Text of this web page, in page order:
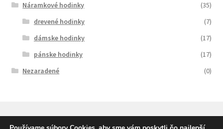
Náramkové hodinky
(35)
drevené hodinky
(7)
dámske hodinky
(17)
pánske hodinky
(17)
Nezaradené
(0)